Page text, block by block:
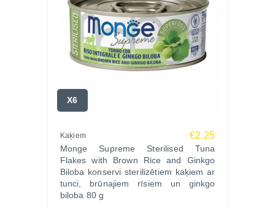
X6
Kaķiem €2.25
Monge Supreme Sterilised Tuna
Flakes with Brown Rice and Ginkgo
Biloba konservi sterilizētiem kaķiem ar
tunci, brūnajiem rīsiem un ginkgo
biloba 80 g